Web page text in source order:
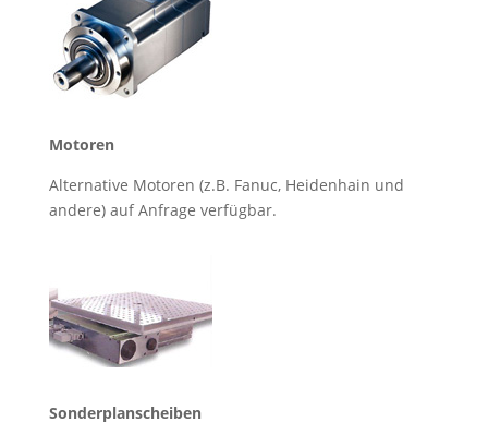
Motoren
Alternative Motoren (z.B. Fanuc, Heidenhain und
andere) auf Anfrage verfügbar.
Sonderplanscheiben